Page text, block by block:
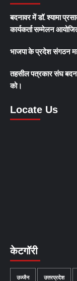
बदनावर में डॉ. श्यामा
कार्यकर्ता सम्मेलन
भाजपा के प्रदेश संगठन
तहसील पत्रकार संघ
को।
Locate Us
केटगॉरी
उज्जैन उत्तरप्रदेश